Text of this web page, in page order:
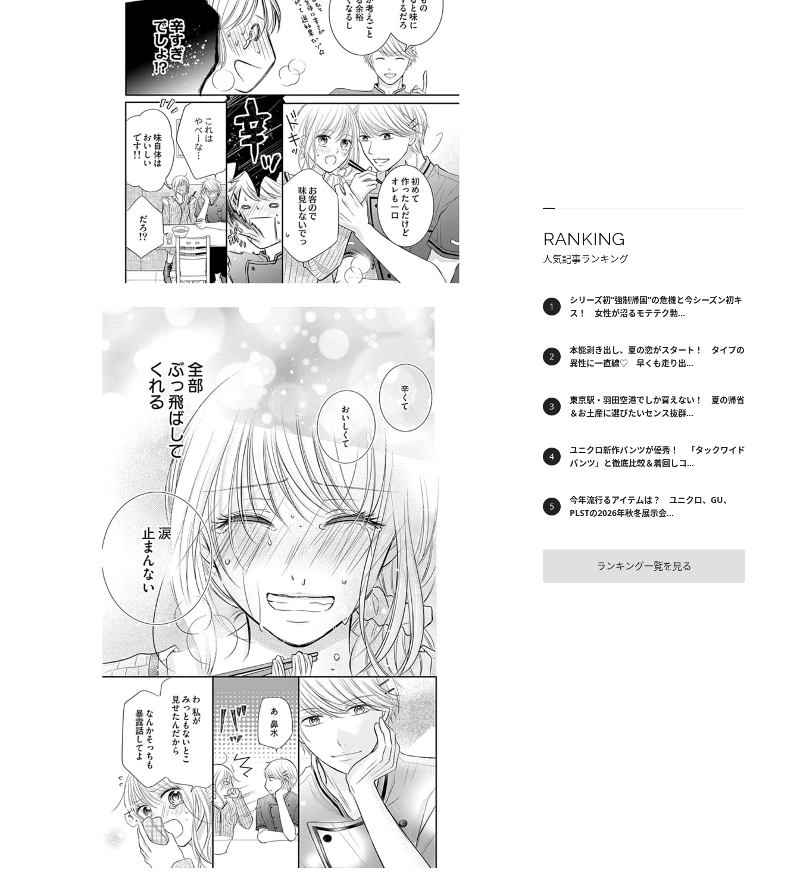
RANKING
人気記事ランキング
シリーズ初“強制帰国”の危機と今シーズン初キ
ス！ 女性が沼るモテテク勃...
本能剥き出し、夏の恋がスタート！ タイプの
異性に一直線♡ 早くも走り出...
東京駅・羽田空港でしか買えない！ 夏の帰省
＆お土産に選びたいセンス抜群...
ユニクロ新作パンツが優秀！ 「タックワイド
パンツ」と徹底比較＆着回しコ...
今年流行るアイテムは？ ユニクロ、GU、
PLSTの2026年秋冬展示会...
ランキング一覧を見る